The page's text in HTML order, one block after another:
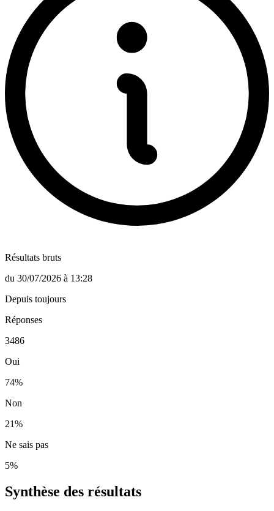
Résultats bruts
du 30/07/2026 à 13:28
Depuis toujours
Réponses
3486
Oui
74%
Non
21%
Ne sais pas
5%
Synthèse des résultats